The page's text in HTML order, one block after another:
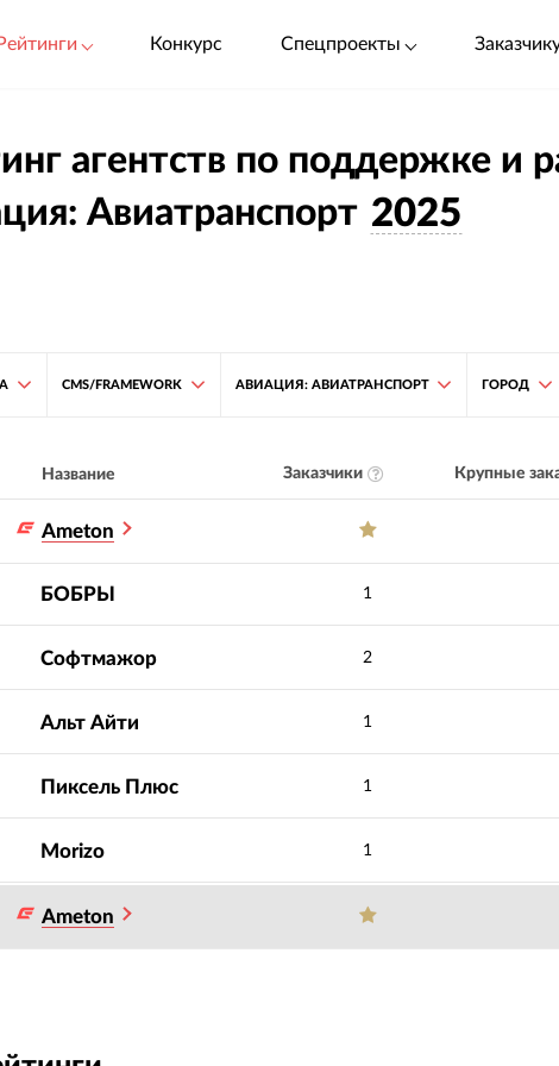
Конкурс Спецпроекты
агентств по поддержке и
Авиатранспорт 2025
CMS/FRAMEWORK АВИАЦИЯ: АВИАТРАНСПОРТ ГОРОД
Название Заказчики Крупные
Ameton
БОБРЫ 1
Софтмажор 2
Альт Айти 1
Пиксель Плюс 1
Morizo 1
Ameton